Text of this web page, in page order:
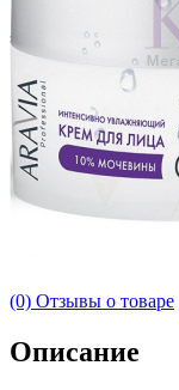
(0) Отзывы о товаре
Описание